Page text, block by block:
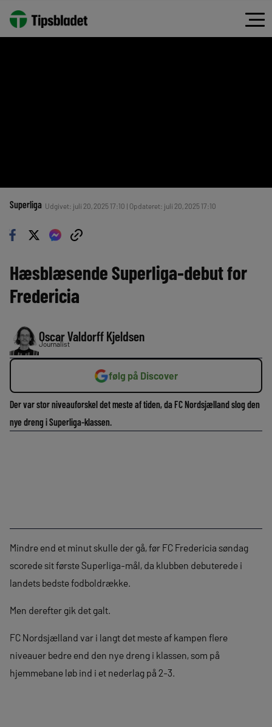
Superliga Udgivet: juli 20, 2025 17:10 | Opdateret: juli 20, 2025 17:10
Hæsblæsende Superliga-debut for
Fredericia
Oscar Valdorff Kjeldsen
Journalist
følg på Discover
Der var stor niveauforskel det meste af tiden, da FC Nordsjælland slog den
nye dreng i Superliga-klassen.
Mindre end et minut skulle der gå, før FC Fredericia søndag
scorede sit første Superliga-mål, da klubben debuterede i
landets bedste fodboldrække.
Men derefter gik det galt.
FC Nordsjælland var i langt det meste af kampen flere
niveauer bedre end den nye dreng i klassen, som på
hjemmebane løb ind i et nederlag på 2-3.